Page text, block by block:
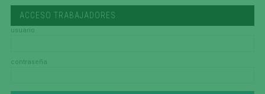
ACCESO TRABAJADORES
usuario
contraseña